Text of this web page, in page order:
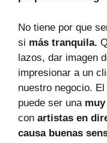
No tiene por que
si más tranquila.
lazos, dar imagen
impresionar a un
nuestro negocio. El
puede ser una
con artistas en
causa buenas